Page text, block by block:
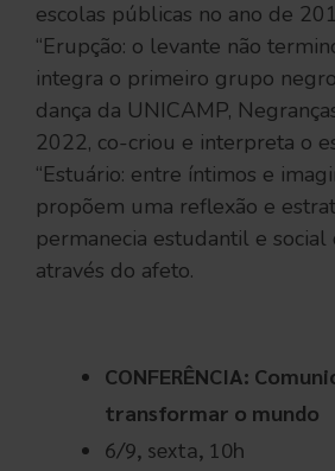
escolas públicas no ano de
“Erupção: o levante não
integra o primeiro grupo
dança da UNICAMP,
2022, co-criou e interpreta o
“Estuário: entre íntimos e
propõem uma reflexão e
permanecia estudantil e
através do afeto.
CONFERÊNCIA:
transformar o mundo
6/9, sexta, 10h